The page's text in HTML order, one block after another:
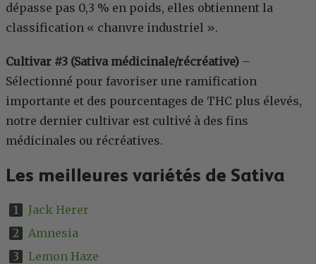
dépasse pas 0,3 % en poids, elles obtiennent la
classification « chanvre industriel ».
Cultivar #3 (Sativa médicinale/récréative) –
Sélectionné pour favoriser une ramification
importante et des pourcentages de THC plus élevés,
notre dernier cultivar est cultivé à des fins
médicinales ou récréatives.
Les meilleures variétés de Sativa
Jack Herer
Amnesia
Lemon Haze